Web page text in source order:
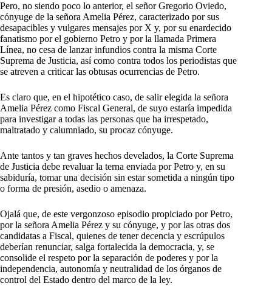
Pero, no siendo poco lo anterior, el señor Gregorio Oviedo,
cónyuge de la señora Amelia Pérez, caracterizado por sus
desapacibles y vulgares mensajes por X y, por su enardecido
fanatismo por el gobierno Petro y por la llamada Primera
Línea, no cesa de lanzar infundios contra la misma Corte
Suprema de Justicia, así como contra todos los periodistas que
se atreven a criticar las obtusas ocurrencias de Petro.
Es claro que, en el hipotético caso, de salir elegida la señora
Amelia Pérez como Fiscal General, de suyo estaría impedida
para investigar a todas las personas que ha irrespetado,
maltratado y calumniado, su procaz cónyuge.
Ante tantos y tan graves hechos develados, la Corte Suprema
de Justicia debe revaluar la terna enviada por Petro y, en su
sabiduría, tomar una decisión sin estar sometida a ningún tipo
o forma de presión, asedio o amenaza.
Ojalá que, de este vergonzoso episodio propiciado por Petro,
por la señora Amelia Pérez y su cónyuge, y por las otras dos
candidatas a Fiscal, quienes de tener decencia y escrúpulos
deberían renunciar, salga fortalecida la democracia, y, se
consolide el respeto por la separación de poderes y por la
independencia, autonomía y neutralidad de los órganos de
control del Estado dentro del marco de la ley.